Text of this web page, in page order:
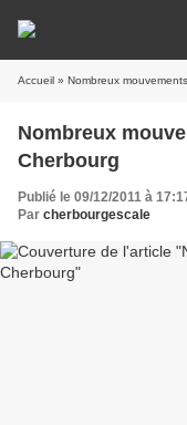
Accueil » Nombreux
Nombreux
Cherbourg
Publié le 09/12/2011 à
Par cherbourgescale